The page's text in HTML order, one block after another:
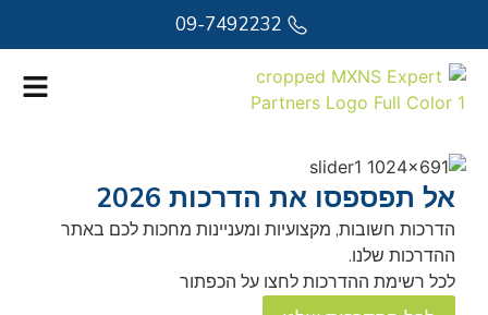
09-7492232
אל תפספסו את הדרכות 2026
הדרכות חשובות, מקצועיות ומעניינות מחכות לכם באתר
ההדרכות שלנו.
לכל רשימת ההדרכות לחצו על הכפתור